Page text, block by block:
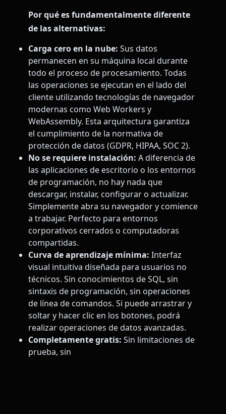
Por qué es fundamentalmente diferente
de las alternativas:
Carga cero en la nube: Sus datos
permanecen en su máquina local durante
todo el proceso de procesamiento. Todas
las operaciones se ejecutan en el lado del
cliente utilizando tecnologías de navegador
modernas como Web Workers y
WebAssembly. Esta arquitectura garantiza
el cumplimiento de la normativa de
protección de datos (GDPR, HIPAA, SOC 2).
No se requiere instalación: A diferencia de
las aplicaciones de escritorio o los entornos
de programación, no hay nada que
descargar, instalar, configurar o actualizar.
Simplemente abra su navegador y comience
a trabajar. Perfecto para entornos
corporativos cerrados o computadoras
compartidas.
Curva de aprendizaje mínima: Interfaz
visual intuitiva diseñada para usuarios no
técnicos. Sin conocimientos de SQL, sin
sintaxis de programación, sin operaciones
de línea de comandos. Si puede arrastrar y
soltar y hacer clic en los botones, podrá
realizar operaciones de datos avanzadas.
Completamente gratis: Sin limitaciones de
prueba, sin